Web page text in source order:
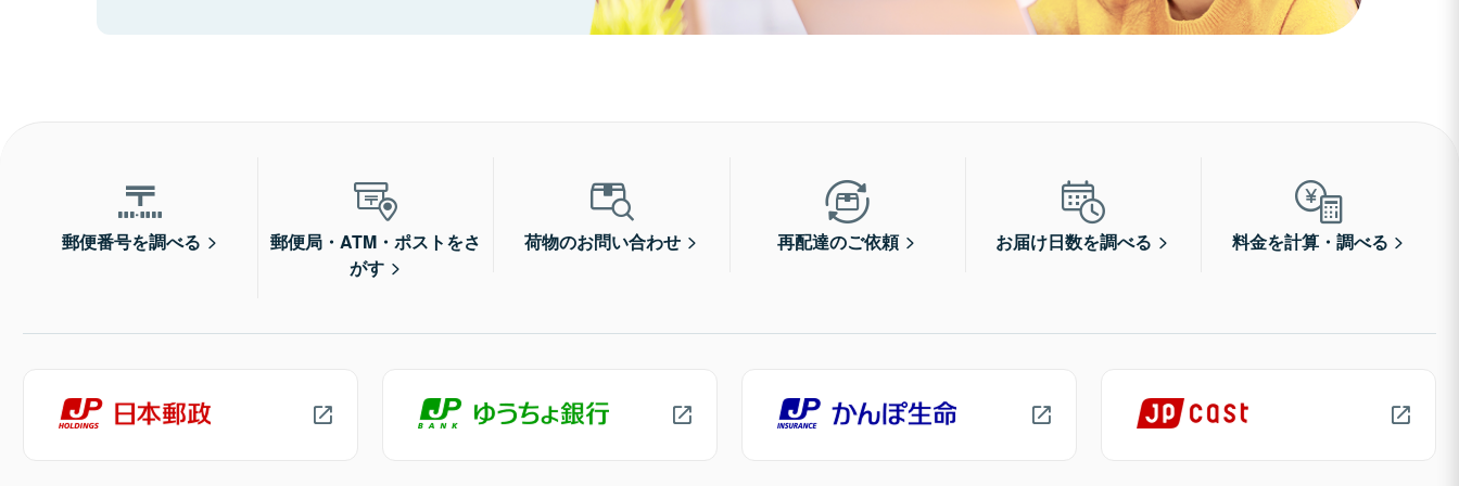
郵便番号を調べる
郵便局・ATM・ポストをさ
がす
荷物のお問い合わせ 再配達のご依頼 お届け日数を調べる 料金を計算・調べる